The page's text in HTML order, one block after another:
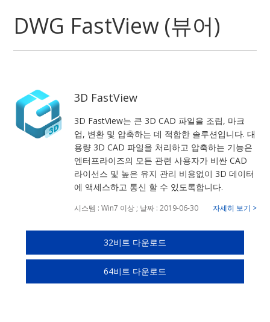
DWG FastView (뷰어)
3D FastView
3D FastView는 큰 3D CAD 파일을 조립, 마크
업, 변환 및 압축하는 데 적합한 솔루션입니다. 대
용량 3D CAD 파일을 처리하고 압축하는 기능은
엔터프라이즈의 모든 관련 사용자가 비싼 CAD
라이선스 및 높은 유지 관리 비용없이 3D 데이터
에 액세스하고 통신 할 수 있도록합니다.
시스템 : Win7 이상 ; 날짜 : 2019-06-30 자세히 보기 >
32비트 다운로드
64비트 다운로드